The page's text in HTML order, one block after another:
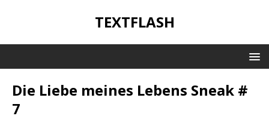
TEXTFLASH
Die Liebe meines Lebens Sneak #
7